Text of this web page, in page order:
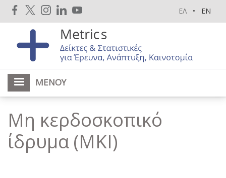
Παράκαμψη
προς
κυρίως
ΕΛ EN
ΜΕΝΟΎ
Μη κερδοσκοπικό
ίδρυμα (ΜΚΙ)